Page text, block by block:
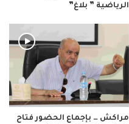
الرياضية ” بلاغ”
مراكش … بإجماع الحضور فتاح